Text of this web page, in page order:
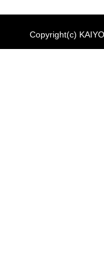
Copyright(c)